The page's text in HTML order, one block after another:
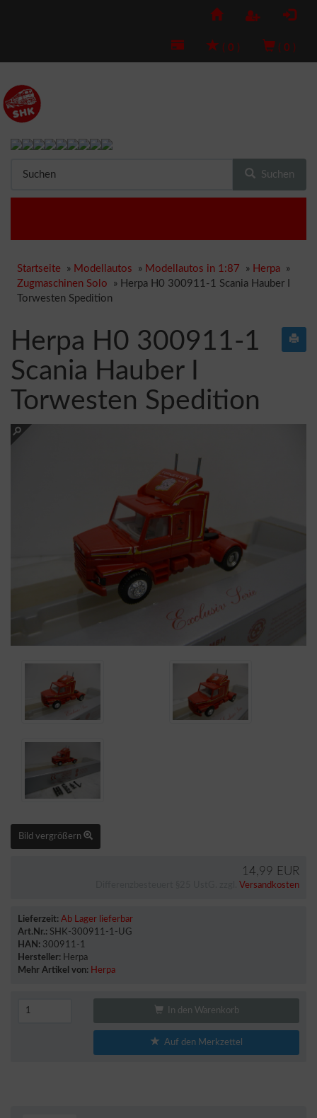
( 0 ) ( 0 )
Suchen
Startseite » Modellautos » Modellautos in 1:87 » Herpa »
Zugmaschinen Solo » Herpa H0 300911-1 Scania Hauber I
Torwesten Spedition
Herpa H0 300911-1
Scania Hauber I
Torwesten Spedition
Bild vergrößern
14,99 EUR
Versandkosten
Lieferzeit: Ab Lager lieferbar
Art.Nr.: SHK-300911-1-UG
HAN: 300911-1
Hersteller: Herpa
Mehr Artikel von: Herpa
In den Warenkorb
Auf den Merkzettel